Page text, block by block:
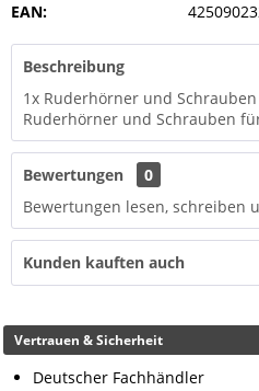
EAN:
Beschreibung
1x Ruderhörner und Schrauben
Ruderhörner und Schrauben
Bewertungen
0
Bewertungen lesen, schreiben
Kunden kauften auch
Vertrauen & Sicherheit
Deutscher Fachhändler